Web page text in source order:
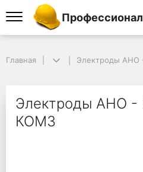
Профессионал
Главная Электроды АНО
Электроды АНО -
КОМЗ